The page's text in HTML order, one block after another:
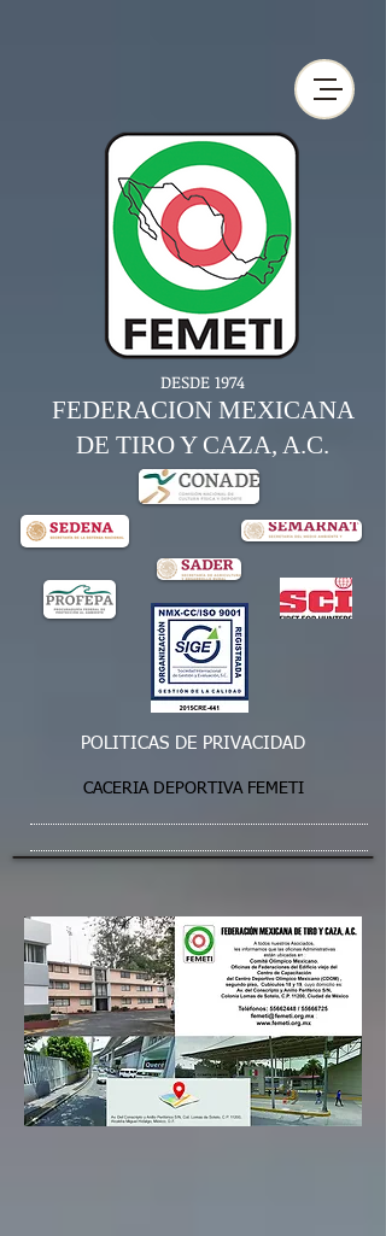
FEDERACION MEXICANA
DE TIRO Y CAZA, A.C.
DESDE 1974
POLITICAS DE PRIVACIDAD
CACERIA DEPORTIVA FEMETI